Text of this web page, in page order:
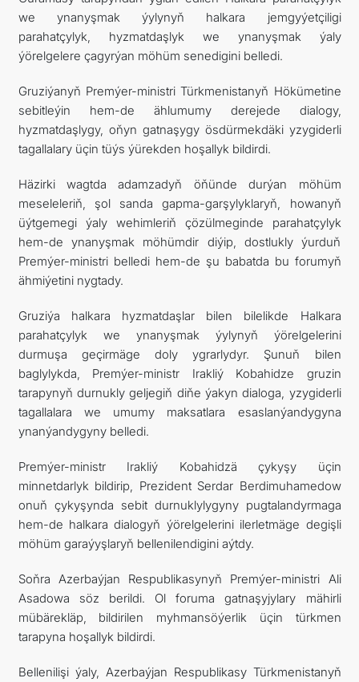
we ynanyşmak ýylynyň halkara jemgyýetçiligi
parahatçylyk, hyzmatdaşlyk we ynanyşmak ýaly
ýörelgelere çagyrýan möhüm senedigini belledi.
Gruziýanyň Premýer-ministri Türkmenistanyň Hökümetine
sebitleýin hem-de ählumumy derejede dialogy,
hyzmatdaşlygy, oňyn gatnaşygy ösdürmekdäki yzygiderli
tagallalary üçin tüýs ýürekden hoşallyk bildirdi.
Häzirki wagtda adamzadyň öňünde durýan möhüm
meseleleriň, şol sanda gapma-garşylyklaryň, howanyň
üýtgemegi ýaly wehimleriň çözülmeginde parahatçylyk
hem-de ynanyşmak möhümdir diýip, dostlukly ýurduň
Premýer-ministri belledi hem-de şu babatda bu forumyň
ähmiýetini nygtady.
Gruziýa halkara hyzmatdaşlar bilen bilelikde Halkara
parahatçylyk we ynanyşmak ýylynyň ýörelgelerini
durmuşa geçirmäge doly ygrarlydyr. Şunuň bilen
baglylykda, Premýer-ministr Irakliý Kobahidze gruzin
tarapynyň durnukly geljegiň diňe ýakyn dialoga, yzygiderli
tagallalara we umumy maksatlara esaslanýandygyna
ynanýandygyny belledi.
Premýer-ministr Irakliý Kobahidzä çykyşy üçin
minnetdarlyk bildirip, Prezident Serdar Berdimuhamedow
onuň çykyşynda sebit durnuklylygyny pugtalandyrmaga
hem-de halkara dialogyň ýörelgelerini ilerletmäge degişli
möhüm garaýyşlaryň bellenilendigini aýtdy.
Soňra Azerbaýjan Respublikasynyň Premýer-ministri Ali
Asadowa söz berildi. Ol foruma gatnaşyjylary mähirli
mübärekläp, bildirilen myhmansöýerlik üçin türkmen
tarapyna hoşallyk bildirdi.
Bellenilişi ýaly, Azerbaýjan Respublikasy Türkmenistanyň